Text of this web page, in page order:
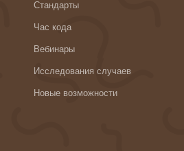
Стандарты
Час кода
Вебинары
Исследования случаев
Новые возможности